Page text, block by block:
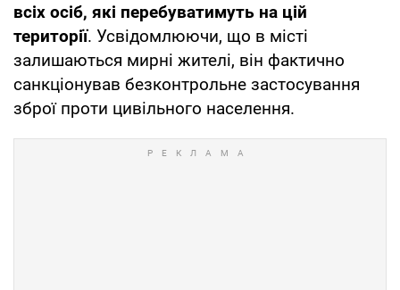
всіх осіб, які перебуватимуть на цій
території. Усвідомлюючи, що в місті
залишаються мирні жителі, він фактично
санкціонував безконтрольне застосування
зброї проти цивільного населення.